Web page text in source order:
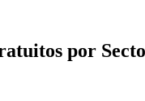
por